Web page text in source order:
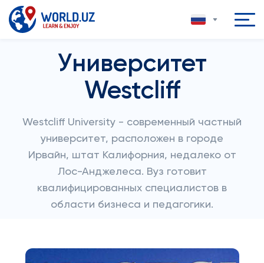
Университет
Westcliff
Westcliff University - современный частный
университет, расположен в городе
Ирвайн, штат Калифорния, недалеко от
Лос-Анджелеса. Вуз готовит
квалифицированных специалистов в
области бизнеса и педагогики.